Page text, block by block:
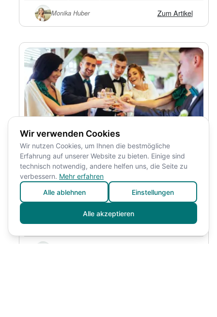
Monika Huber Zum Artikel
Hochzeit organisieren,
wenn Gäste von überall
Ein praktischer Leitfaden für Paare mit weitgereisten
Wir verwenden Cookies
Wir nutzen Cookies, um Ihnen die bestmögliche
Erfahrung auf unserer Website zu bieten. Einige sind
technisch notwendig, andere helfen uns, die Seite zu
verbessern. Mehr erfahren
Alle ablehnen
Alle akzeptieren
Einstellungen